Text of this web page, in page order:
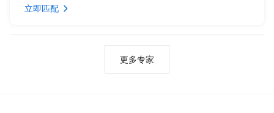
立即匹配
更多专家